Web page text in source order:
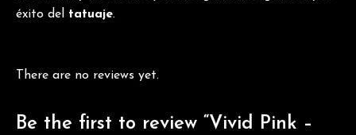
éxito del tatuaje.
There are no reviews yet.
Be the first to review “Vivid Pink –